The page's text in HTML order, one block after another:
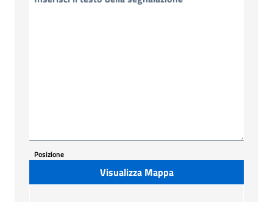
Posizione
Visualizza Mappa